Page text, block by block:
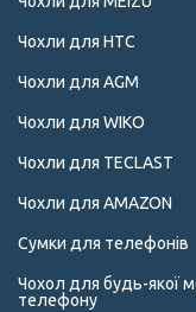
Чохли для HTC
Чохли для AGM
Чохли для WIKO
Чохли для TECLAST
Чохли для AMAZON
Сумки для телефонів
Чохол для будь-якої
телефону